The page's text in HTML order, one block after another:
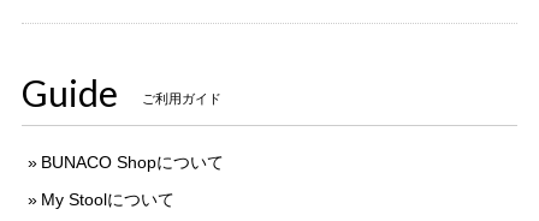
Guide ご利用ガイド
BUNACO Shopについて
My Stoolについて